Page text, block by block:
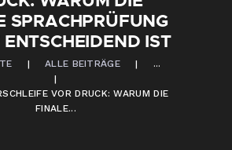
SPRACHPRÜFUNG
IST
ALLE BEITRÄGE ...
VOR DRUCK: WARUM DIE
FINALE...